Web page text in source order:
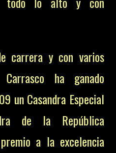
carrera y con varios
ha ganado
un Casandra Especial
de la República
a la excelencia